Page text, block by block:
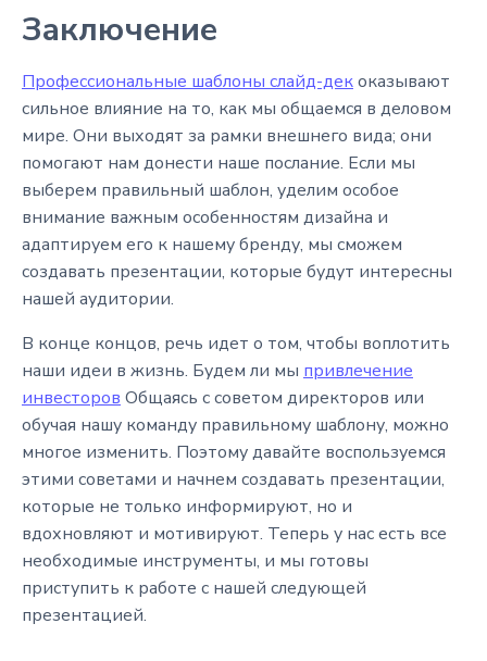
Заключение
Профессиональные шаблоны слайд-декоказывают
сильное влияние на то, как мы общаемся в деловом
мире. Они выходят за рамки внешнего вида; они
помогают нам донести наше послание. Если мы
выберем правильный шаблон, уделим особое
внимание важным особенностям дизайна и
адаптируем его к нашему бренду, мы сможем
создавать презентации, которые будут интересны
нашей аудитории.
В конце концов, речь идет о том, чтобы воплотить
наши идеи в жизнь. Будем ли мы привлечение
инвесторов Общаясь с советом директоров или
обучая нашу команду правильному шаблону, можно
многое изменить. Поэтому давайте воспользуемся
этими советами и начнем создавать презентации,
которые не только информируют, но и
вдохновляют и мотивируют. Теперь у нас есть все
необходимые инструменты, и мы готовы
приступить к работе с нашей следующей
презентацией.